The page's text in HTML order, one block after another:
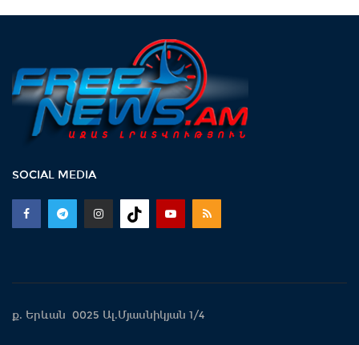
SOCIAL MEDIA
ք. Երևան 0025 Ալ.Մյասնիկյան 1/4